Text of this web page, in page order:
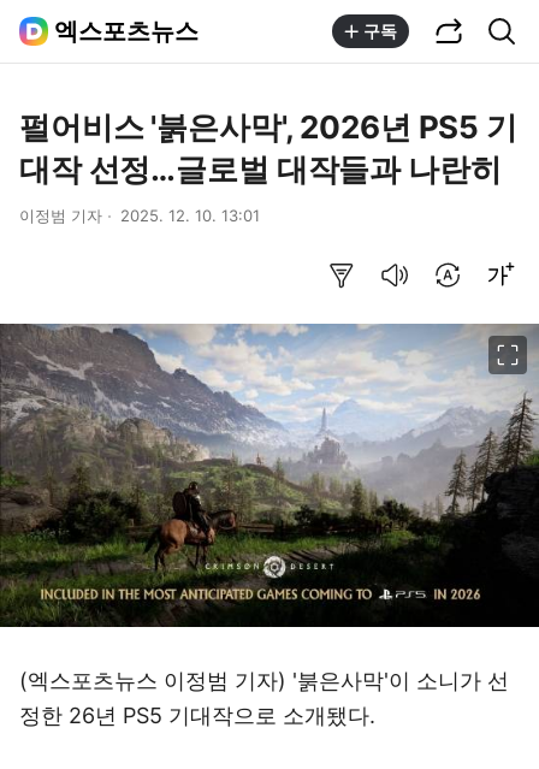
엑스포츠뉴스 구독
펄어비스 '붉은사막', 2026년 PS5 기
대작 선정…글로벌 대작들과 나란히
이정범 기자 2025. 12. 10. 13:01
(엑스포츠뉴스 이정범 기자) '붉은사막'이 소니가 선
정한 26년 PS5 기대작으로 소개됐다.